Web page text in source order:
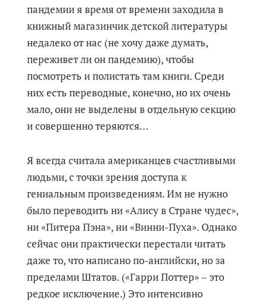
пандемии я время от времени заходила в
книжный магазинчик детской литературы
недалеко от нас (не хочу даже думать,
переживет ли он пандемию), чтобы
посмотреть и полистать там книги. Среди
них есть переводные, конечно, но их очень
мало, они не выделены в отдельную секцию
и совершенно теряются…
Я всегда считала американцев счастливыми
людьми, с точки зрения доступа к
гениальным произведениям. Им не нужно
было переводить ни «Алису в Стране чудес»,
ни «Питера Пэна», ни «Винни-Пуха». Однако
сейчас они практически перестали читать
даже то, что написано по-английски, но за
пределами Штатов. («Гарри Поттер» ‒ это
редкое исключение.) Это интенсивно